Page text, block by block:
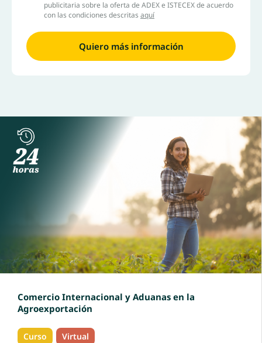
publicitaria sobre la oferta de ADEX e ISTECEX de acuerdo
con las condiciones descritas aquí
Quiero más información
Comercio Internacional y Aduanas en la
Agroexportación
Curso Virtual